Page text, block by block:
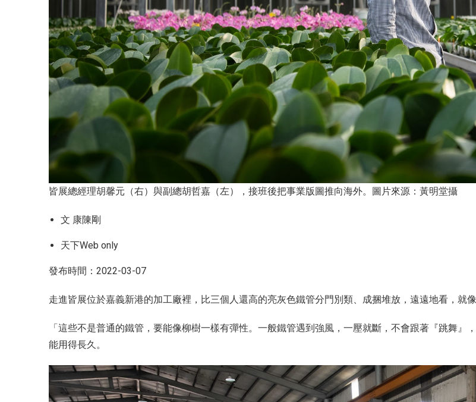
皆展總經理胡馨元（右）與副總胡哲嘉（左），接班後把事業版圖推向海外。圖片來源：黃明堂攝
文 康陳剛
天下Web only
發布時間：2022-03-07
走進皆展位於嘉義新港的加工廠裡，比三個人還高的亮灰色鐵管分門別類、成捆堆放，遠遠地看，就
「這些不是普通的鐵管，要能像柳樹一樣有彈性。一般鐵管遇到強風，一壓就斷，不會跟著『跳舞
能用得長久。